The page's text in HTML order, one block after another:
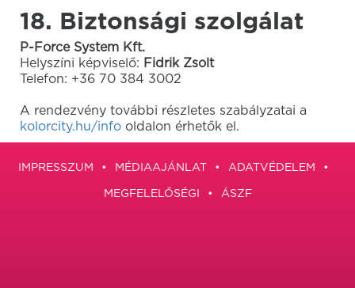
18. Biztonsági szolgálat
P-Force System Kft.
Helyszíni képviselő: Fidrik Zsolt
Telefon: +36 70 384 3002
A rendezvény további részletes szabályzatai a
kolorcity.hu/info oldalon érhetők el.
IMPRESSZUM MÉDIAAJÁNLAT ADATVÉDELEM
MEGFELELŐSÉGI ÁSZF